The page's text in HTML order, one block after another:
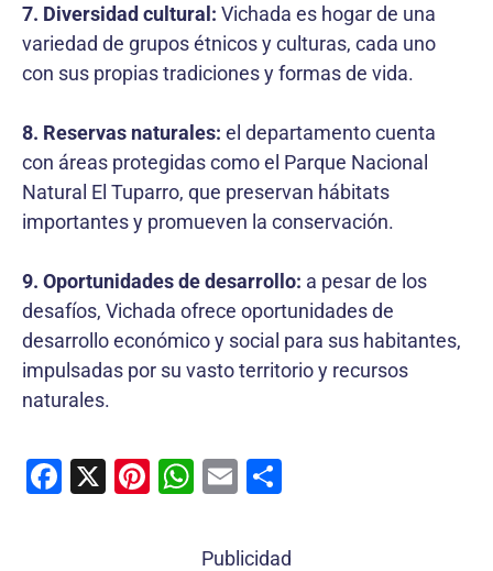
7. Diversidad cultural: Vichada es hogar de una
variedad de grupos étnicos y culturas, cada uno
con sus propias tradiciones y formas de vida.
8. Reservas naturales: el departamento cuenta
con áreas protegidas como el Parque Nacional
Natural El Tuparro, que preservan hábitats
importantes y promueven la conservación.
9. Oportunidades de desarrollo: a pesar de los
desafíos, Vichada ofrece oportunidades de
desarrollo económico y social para sus habitantes,
impulsadas por su vasto territorio y recursos
naturales.
F
X
Pi W
at
E
ai m
Publicidad